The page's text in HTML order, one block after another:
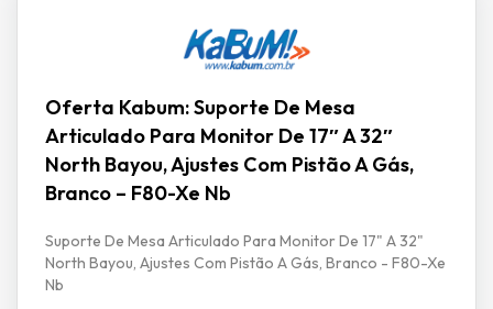
Oferta Kabum: Suporte De Mesa
Articulado Para Monitor De 17″ A 32″
North Bayou, Ajustes Com Pistão A Gás,
Branco – F80-Xe Nb
Suporte De Mesa Articulado Para Monitor De 17" A 32"
North Bayou, Ajustes Com Pistão A Gás, Branco - F80-Xe
Nb